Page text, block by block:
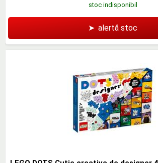
stoc indisponibil
➤ alertă stoc